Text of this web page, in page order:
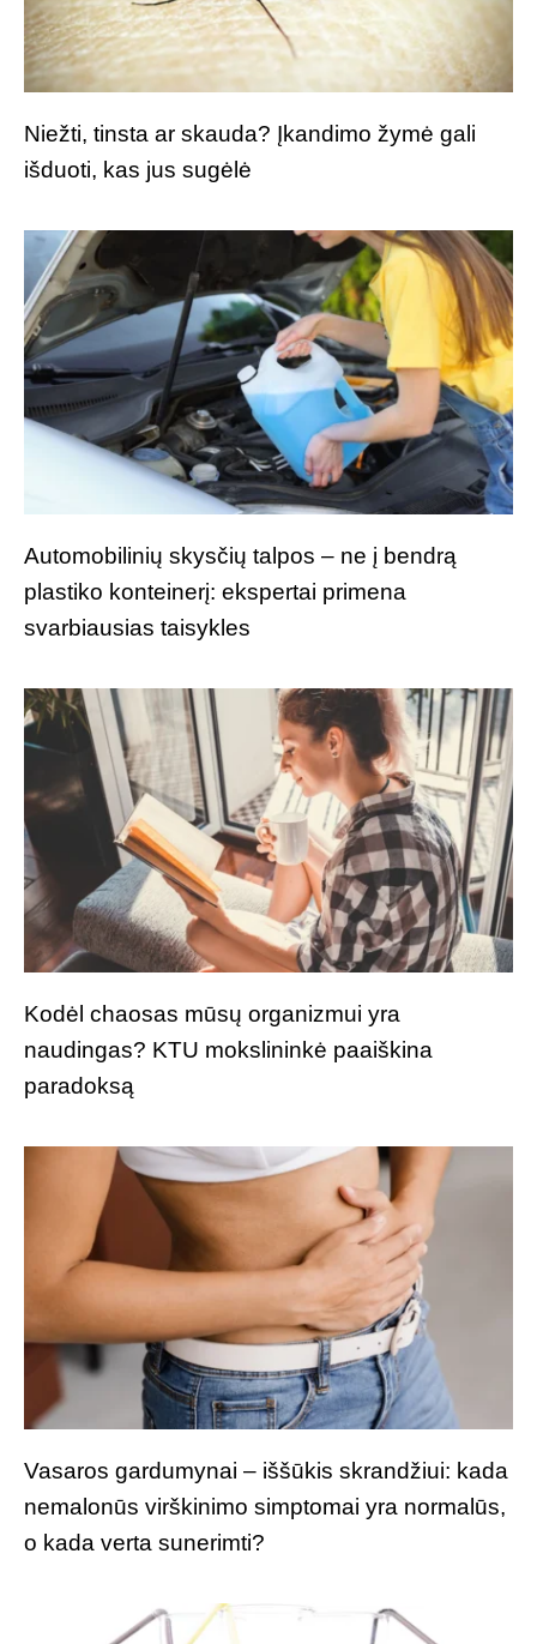
Niežti, tinsta ar skauda? Įkandimo žymė gali
išduoti, kas jus sugėlė
Automobilinių skysčių talpos – ne į bendrą
plastiko konteinerį: ekspertai primena
svarbiausias taisykles
Kodėl chaosas mūsų organizmui yra
naudingas? KTU mokslininkė paaiškina
paradoksą
Vasaros gardumynai – iššūkis skrandžiui: kada
nemalonūs virškinimo simptomai yra normalūs,
o kada verta sunerimti?